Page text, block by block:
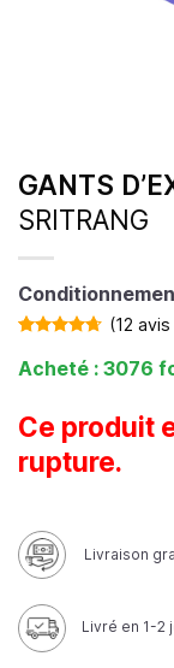
GANTS
SRITRANG
sur 5 basé
client
(12 avis
Acheté : 3076
Ce produit
rupture.
Livraison
Livré en 1-2